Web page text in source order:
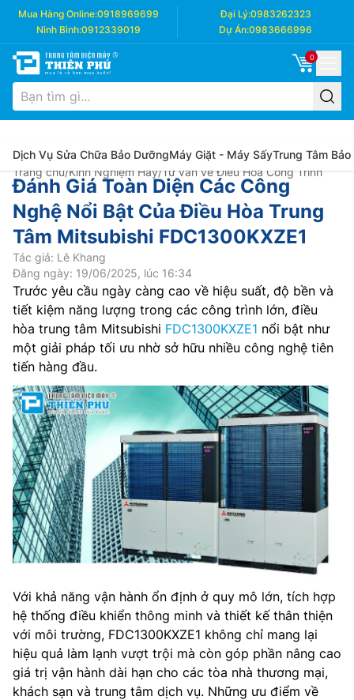
Mua Hàng Online:0918969699 Đại Lý:0983262323
Ninh Bình:0912339019 Dự Án:0983666996
0
Dịch Vụ Sửa Chữa Bảo DưỡngMáy Giặt - Máy SấyTrung Tâm Bảo
Trang chủ/Kinh Nghiệm Hay/Tư vấn về Điều Hòa Công Trình
Đánh Giá Toàn Diện Các Công
Nghệ Nổi Bật Của Điều Hòa Trung
Tâm Mitsubishi FDC1300KXZE1
Tác giả: Lê Khang
Đăng ngày: 19/06/2025, lúc 16:34
Trước yêu cầu ngày càng cao về hiệu suất, độ bền và
tiết kiệm năng lượng trong các công trình lớn, điều
hòa trung tâm Mitsubishi FDC1300KXZE1 nổi bật như
một giải pháp tối ưu nhờ sở hữu nhiều công nghệ tiên
tiến hàng đầu.
Với khả năng vận hành ổn định ở quy mô lớn, tích hợp
hệ thống điều khiển thông minh và thiết kế thân thiện
với môi trường, FDC1300KXZE1 không chỉ mang lại
hiệu quả làm lạnh vượt trội mà còn góp phần nâng cao
giá trị vận hành dài hạn cho các tòa nhà thương mại,
khách sạn và trung tâm dịch vụ. Những ưu điểm về